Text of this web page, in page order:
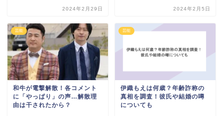
2024年2月29日 2024年2月5日
芸能
和牛が電撃解散！各コメント
に「やっぱり」の声…解散理
由は干されたから？
芸能
伊織もえは何歳？年齢詐称の
真相を調査！彼氏や結婚の噂
についても